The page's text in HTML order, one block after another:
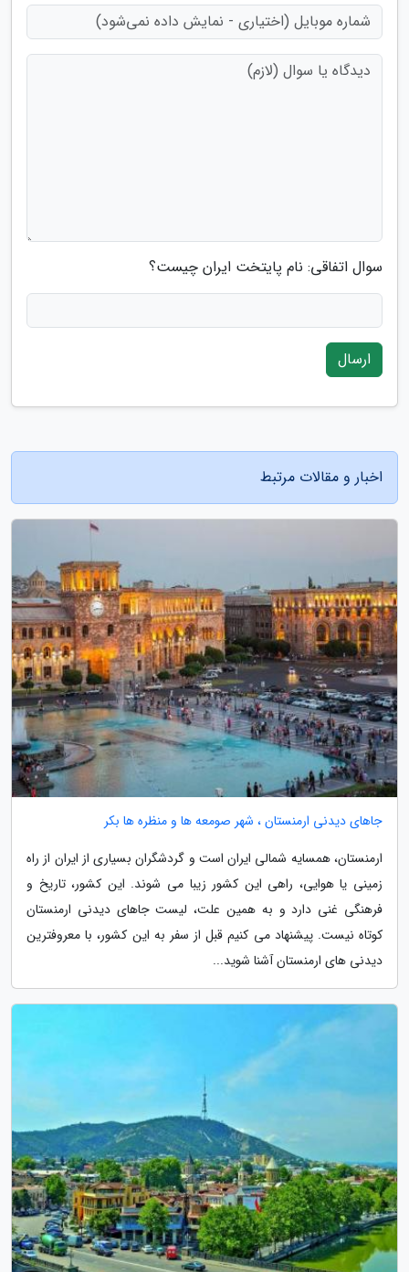
سوال اتفاقی: نام پایتخت ایران چیست؟
ارسال
اخبار و مقالات مرتبط
جاهای دیدنی ارمنستان ، شهر صومعه ها و منظره ها بکر
ارمنستان، همسایه شمالی ایران است و گردشگران بسیاری از ایران از راه
زمینی یا هوایی، راهی این کشور زیبا می شوند. این کشور، تاریخ و
فرهنگی غنی دارد و به همین علت، لیست جاهای دیدنی ارمنستان
کوتاه نیست. پیشنهاد می کنیم قبل از سفر به این کشور، با معروفترین
دیدنی های ارمنستان آشنا شوید...